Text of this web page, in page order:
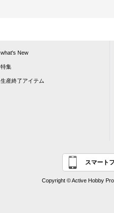
what's New
特集
生産終了アイテム
スマート
Copyright © Active Hobby